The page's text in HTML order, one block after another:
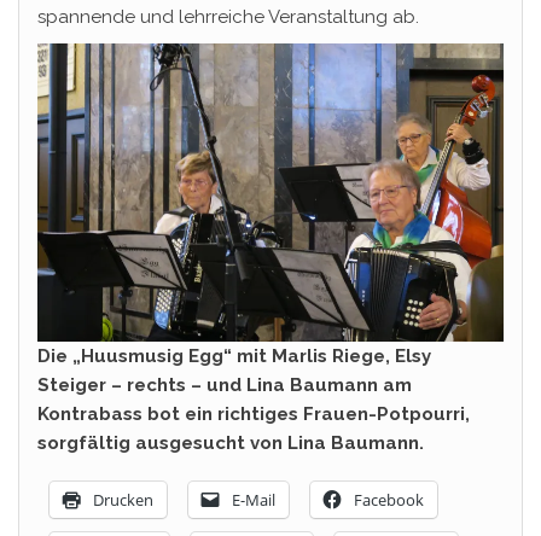
spannende und lehrreiche Veranstaltung ab.
Die „Huusmusig Egg“ mit Marlis Riege, Elsy
Steiger – rechts – und Lina Baumann am
Kontrabass bot ein richtiges Frauen-Potpourri,
sorgfältig ausgesucht von Lina Baumann.
Drucken E-Mail Facebook